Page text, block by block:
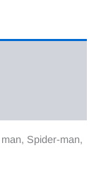
Spider-man,